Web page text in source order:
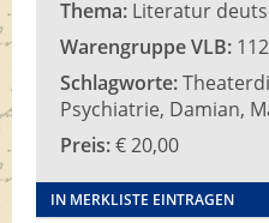
Thema: Literatur
Warengruppe VLB: 112
Schlagworte:
Psychiatrie, Damian,
Preis:€ 20,00
IN MERKLISTE EINTRAGEN